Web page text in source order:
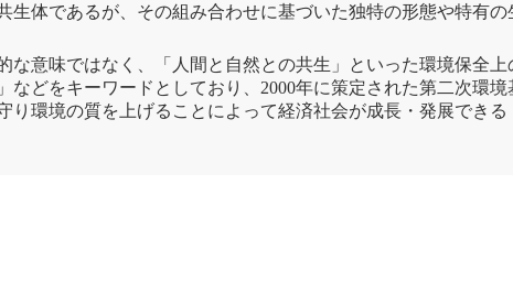
生体であるが、その組み合わせに基づいた独特の形態や特有
な意味ではなく、「人間と自然との共生」といった環境保全
などをキーワードとしており、2000年に策定された第二次環境
り環境の質を上げることによって経済社会が成長・発展でき